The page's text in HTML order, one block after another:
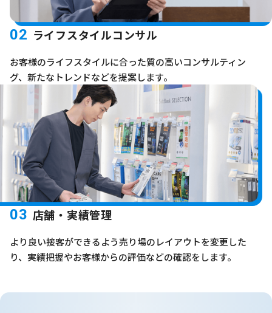
02 ライフスタイルコンサル
お客様のライフスタイルに合った質の高いコンサルティン
グ、新たなトレンドなどを提案します。
03 店舗・実績管理
より良い接客ができるよう売り場のレイアウトを変更した
り、実績把握やお客様からの評価などの確認をします。